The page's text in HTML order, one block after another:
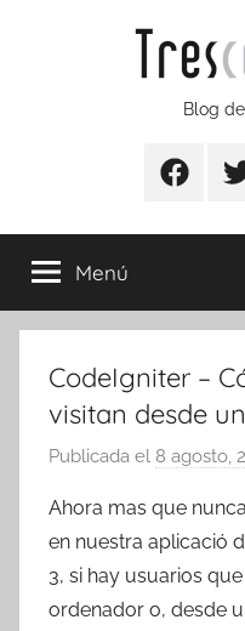
Blog
Menú
CodeIgniter –
visitan desde
Publicada el 8 agosto,
Ahora mas que
en nuestra aplicació
3, si hay usuarios
ordenador o, desde